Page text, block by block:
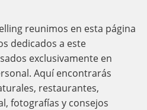
reunimos en esta página
dedicados a este
exclusivamente en
Aquí encontrarás
restaurantes,
fotografías y consejos